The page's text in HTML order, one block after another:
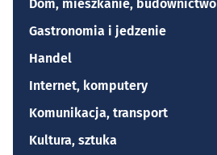
Dom, mieszkanie, budownictwo
Gastronomia i jedzenie
Handel
Internet, komputery
Komunikacja, transport
Kultura, sztuka